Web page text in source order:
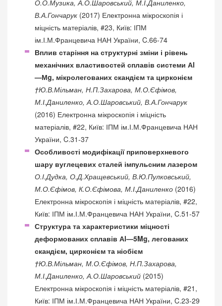
О.О.Музика, А.О.Шаровський, М.І.Даниленко,
В.А.Гончарук (2017) Електронна мікроскопія і
міцність матеріалів, #23, Київ: ІПМ
ім.І.М.Францевича НАН України, C.66-74
Вплив старіння на структурні зміни і рівень
механічних властивостей сплавів системи Аl
—Мg, мікролегованих скандієм та цирконієм
†Ю.В.Мільман, Н.П.Захарова, М.О.Єфімов,
М.І.Даниленко, А.О.Шаровський, В.А.Гончарук
(2016) Електронна мікроскопія і міцність
матеріалів, #22, Київ: ІПМ ім.І.М.Францевича НАН
України, C.31-37
Особливості модифікації приповерхневого
шару вуглецевих сталей імпульсним лазером
О.І.Дудка, О.Д.Хращевський, В.Ю.Пулковський,
М.О.Єфімов, К.О.Єфімова, М.І.Даниленко (2016)
Електронна мікроскопія і міцність матеріалів, #22,
Київ: ІПМ ім.І.М.Францевича НАН України, C.51-57
Структура та характеристики міцності
деформованих сплавів Аl—5Mg, легованих
скандієм, цирконієм та ніобієм
†Ю.В.Мільман, М.О.Єфімов, Н.П.Захарова,
М.І.Даниленко, А.О.Шаровський (2015)
Електронна мікроскопія і міцність матеріалів, #21,
Київ: ІПМ ім.І.М.Францевича НАН України, C.23-29